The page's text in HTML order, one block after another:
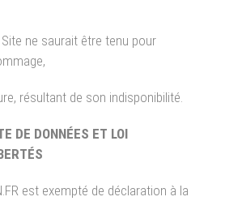
Site ne saurait être tenu pour
résultant de son indisponibilité.
DE DONNÉES ET LOI
est exempté de déclaration à la